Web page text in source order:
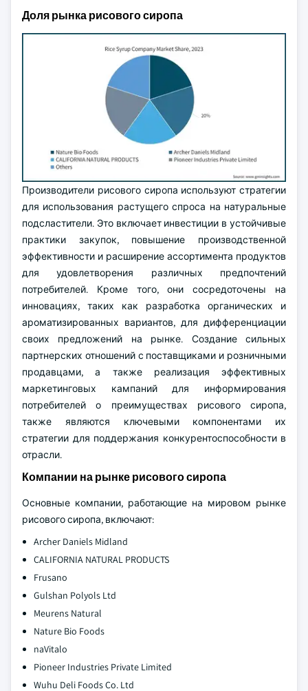
Доля рынка рисового сиропа
Производители рисового сиропа используют стратегии
для использования растущего спроса на натуральные
подсластители. Это включает инвестиции в устойчивые
практики закупок, повышение производственной
эффективности и расширение ассортимента продуктов
для удовлетворения различных предпочтений
потребителей. Кроме того, они сосредоточены на
инновациях, таких как разработка органических и
ароматизированных вариантов, для дифференциации
своих предложений на рынке. Создание сильных
партнерских отношений с поставщиками и розничными
продавцами, а также реализация эффективных
маркетинговых кампаний для информирования
потребителей о преимуществах рисового сиропа,
также являются ключевыми компонентами их
стратегии для поддержания конкурентоспособности в
отрасли.
Компании на рынке рисового сиропа
Основные компании, работающие на мировом рынке
рисового сиропа, включают:
Archer Daniels Midland
CALIFORNIA NATURAL PRODUCTS
Frusano
Gulshan Polyols Ltd
Meurens Natural
Nature Bio Foods
naVitalo
Pioneer Industries Private Limited
Wuhu Deli Foods Co. Ltd